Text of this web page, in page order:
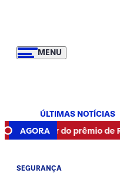
MENU
ÚLTIMAS NOTÍCIAS
AGORA
do prêmio de R$ 300
SEGURANÇA